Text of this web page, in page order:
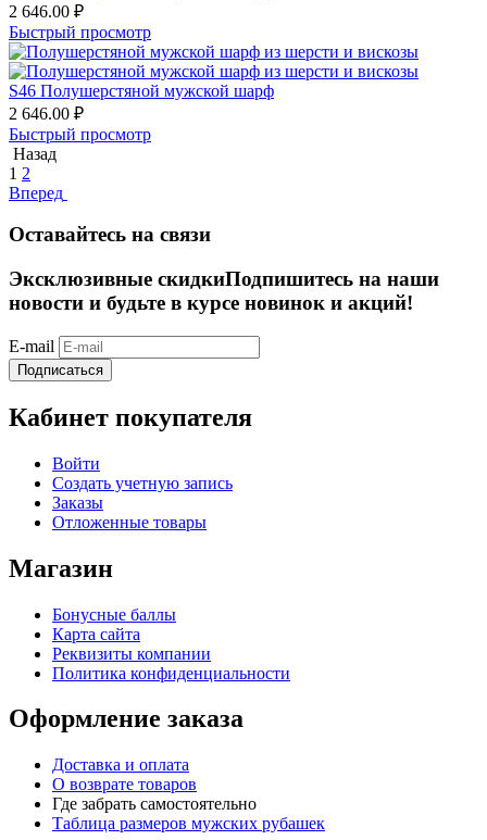
2 646.00 ₽
Быстрый просмотр
S46 Полушерстяной мужской шарф
2 646.00 ₽
Быстрый просмотр
Назад
1 2
Вперед
Оставайтесь на связи
Эксклюзивные скидкиПодпишитесь на наши
новости и будьте в курсе новинок и акций!
E-mail
Подписаться
Кабинет покупателя
Войти
Создать учетную запись
Заказы
Отложенные товары
Магазин
Бонусные баллы
Карта сайта
Реквизиты компании
Политика конфиденциальности
Оформление заказа
Доставка и оплата
О возврате товаров
Где забрать самостоятельно
Таблица размеров мужских рубашек